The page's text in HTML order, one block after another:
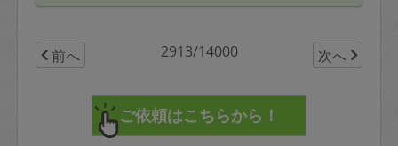
前へ 2913/14000 次へ